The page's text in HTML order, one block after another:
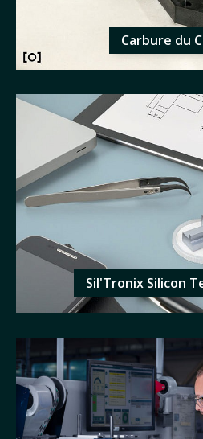
Carbure du
Sil'Tronix Silicon